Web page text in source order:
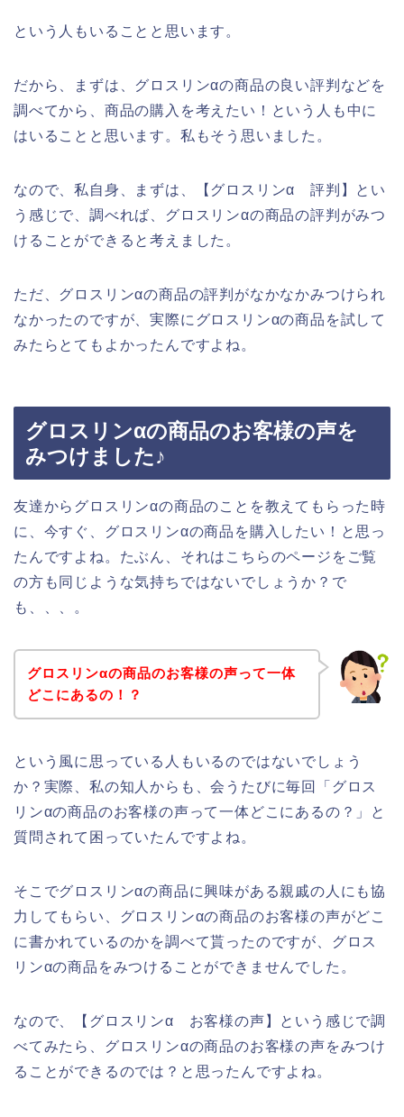
という人もいることと思います。
だから、まずは、グロスリンαの商品の良い評判などを
調べてから、商品の購入を考えたい！という人も中に
はいることと思います。私もそう思いました。
なので、私自身、まずは、【グロスリンα 評判】とい
う感じで、調べれば、グロスリンαの商品の評判がみつ
けることができると考えました。
ただ、グロスリンαの商品の評判がなかなかみつけられ
なかったのですが、実際にグロスリンαの商品を試して
みたらとてもよかったんですよね。
グロスリンαの商品のお客様の声を
みつけました♪
友達からグロスリンαの商品のことを教えてもらった時
に、今すぐ、グロスリンαの商品を購入したい！と思っ
たんですよね。たぶん、それはこちらのページをご覧
の方も同じような気持ちではないでしょうか？で
も、、、。
グロスリンαの商品のお客様の声って一体
どこにあるの！？
という風に思っている人もいるのではないでしょう
か？実際、私の知人からも、会うたびに毎回「グロス
リンαの商品のお客様の声って一体どこにあるの？」と
質問されて困っていたんですよね。
そこでグロスリンαの商品に興味がある親戚の人にも協
力してもらい、グロスリンαの商品のお客様の声がどこ
に書かれているのかを調べて貰ったのですが、グロス
リンαの商品をみつけることができませんでした。
なので、【グロスリンα お客様の声】という感じで調
べてみたら、グロスリンαの商品のお客様の声をみつけ
ることができるのでは？と思ったんですよね。